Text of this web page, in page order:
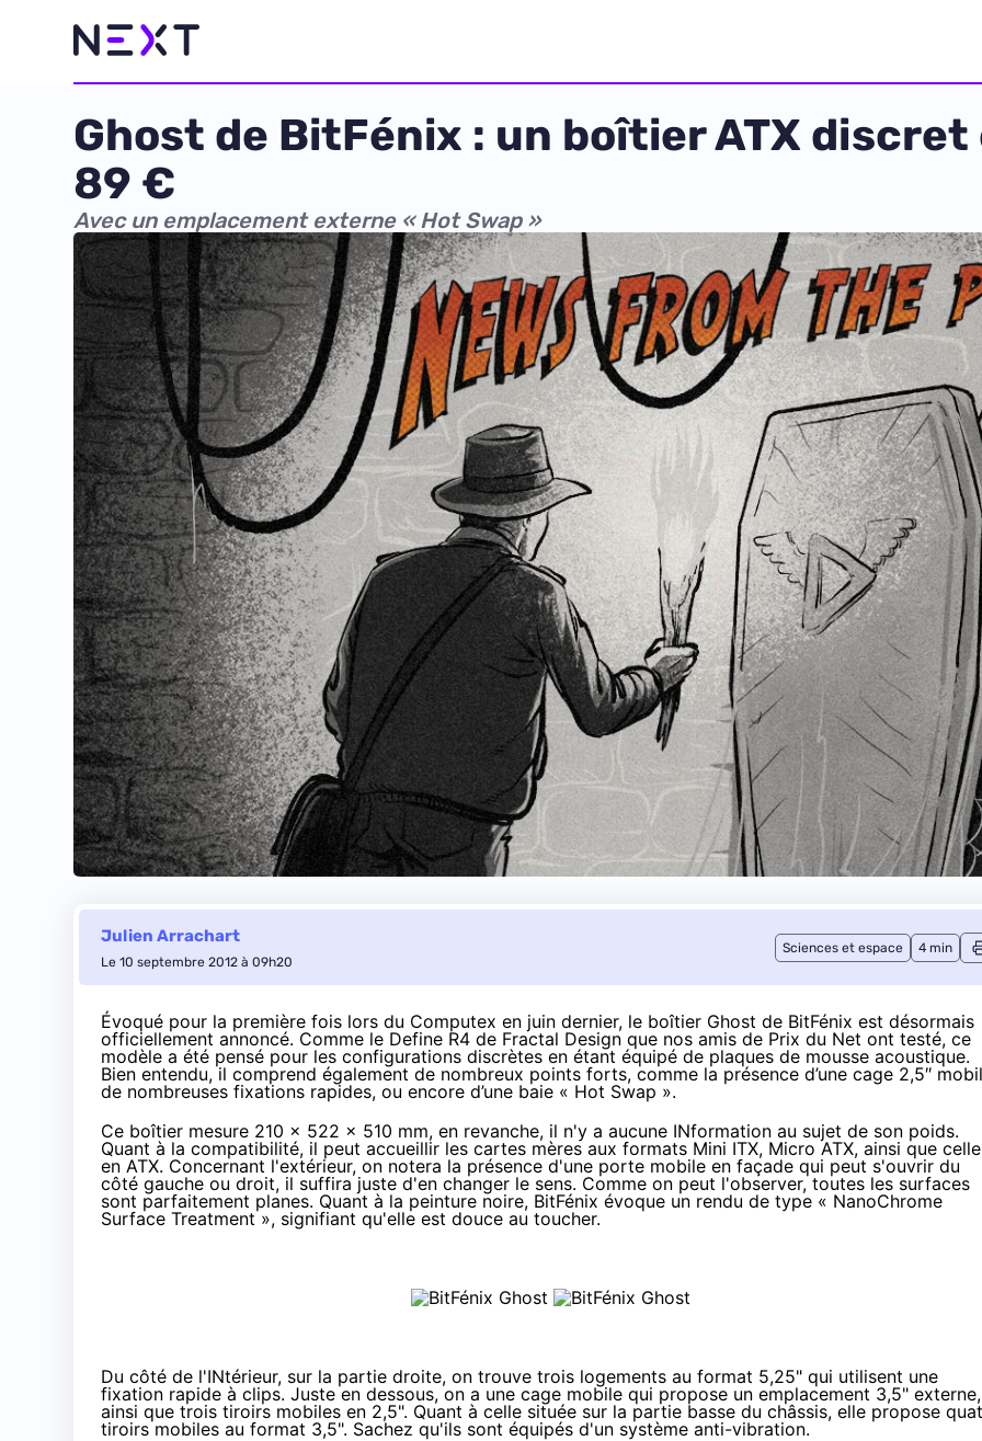
Ghost de BitFénix : un boîtier ATX
89 €
Avec un emplacement externe « Hot Swap »
Julien Arrachart
Le 10 septembre 2012 à 09h20
Sciences et espace 4 min
Évoqué pour la première fois lors du Computex en juin dernier, le boîtier Ghost de BitFénix est désormais
officiellement annoncé. Comme le Define R4 de Fractal Design que nos amis de Prix du Net ont testé, ce
modèle a été pensé pour les configurations discrètes en étant équipé de plaques de mousse acoustique.
Bien entendu, il comprend également de nombreux points forts, comme la présence d’une cage 2,5″
de nombreuses fixations rapides, ou encore d’une baie « Hot Swap ».
Ce boîtier mesure 210 x 522 x 510 mm, en revanche, il n'y a aucune INformation au sujet de son poids.
Quant à la compatibilité, il peut accueillir les cartes mères aux formats Mini ITX, Micro ATX, ainsi que
en ATX. Concernant l'extérieur, on notera la présence d'une porte mobile en façade qui peut s'ouvrir du
côté gauche ou droit, il suffira juste d'en changer le sens. Comme on peut l'observer, toutes les surfaces
sont parfaitement planes. Quant à la peinture noire, BitFénix évoque un rendu de type « NanoChrome
Surface Treatment », signifiant qu'elle est douce au toucher.
Du côté de l'INtérieur, sur la partie droite, on trouve trois logements au format 5,25" qui utilisent une
fixation rapide à clips. Juste en dessous, on a une cage mobile qui propose un emplacement 3,5" externe,
ainsi que trois tiroirs mobiles en 2,5". Quant à celle située sur la partie basse du châssis, elle propose
tiroirs mobiles au format 3,5". Sachez qu'ils sont équipés d'un système anti-vibration.